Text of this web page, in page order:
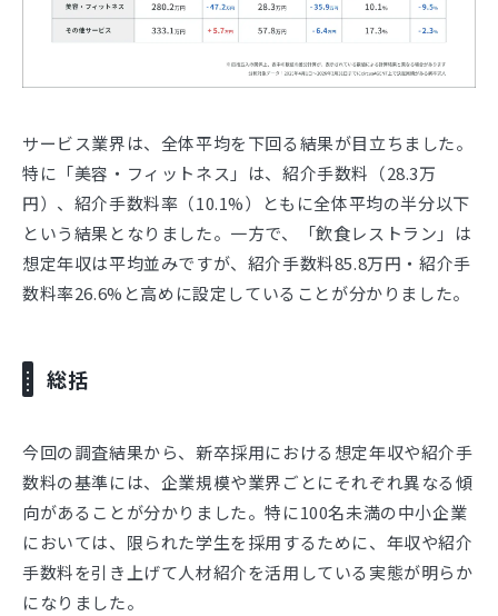
サービス業界は、全体平均を下回る結果が目立ちました。
特に「美容・フィットネス」は、紹介手数料（28.3万
円）、紹介手数料率（10.1%）ともに全体平均の半分以下
という結果となりました。一方で、「飲食レストラン」は
想定年収は平均並みですが、紹介手数料85.8万円・紹介手
数料率26.6%と高めに設定していることが分かりました。
総括
今回の調査結果から、新卒採用における想定年収や紹介手
数料の基準には、企業規模や業界ごとにそれぞれ異なる傾
向があることが分かりました。特に100名未満の中小企業
においては、限られた学生を採用するために、年収や紹介
手数料を引き上げて人材紹介を活用している実態が明らか
になりました。